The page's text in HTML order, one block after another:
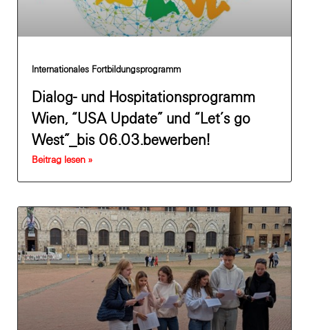
Internationales Fortbildungsprogramm
Dialog- und Hospitationsprogramm
Wien, “USA Update” und “Let’s go
West”_bis 06.03.bewerben!
Beitrag lesen »